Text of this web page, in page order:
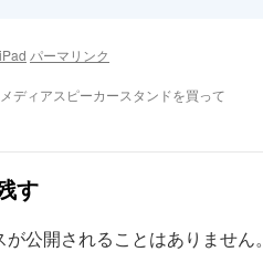
iPad パーマリンク
ディアスピーカースタンドを買って
す
が公開されることはありません。